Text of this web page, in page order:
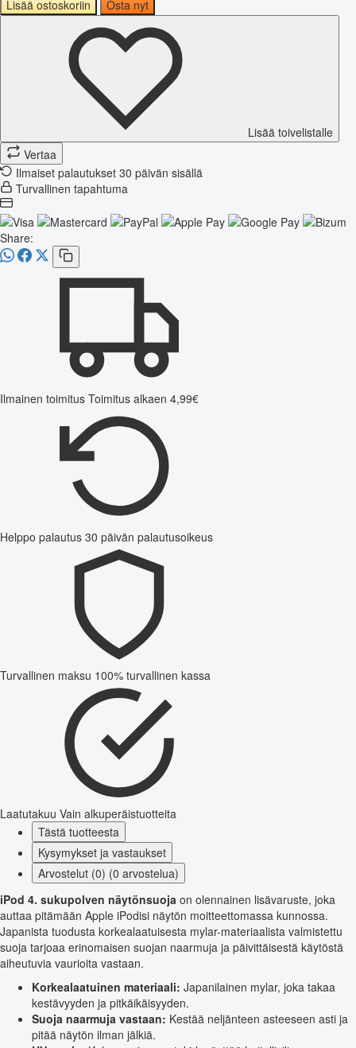
Lisää ostoskoriin
Osta nyt
Lisää toivelistalle
Vertaa
Ilmaiset palautukset 30 päivän sisällä
Turvallinen tapahtuma
Share:
Ilmainen toimitus Toimitus alkaen 4,99€
Helppo palautus 30 päivän palautusoikeus
Turvallinen maksu 100% turvallinen kassa
Laatutakuu Vain alkuperäistuotteita
Tästä tuotteesta
Kysymykset ja vastaukset
Arvostelut (0) (0 arvostelua)
iPod 4. sukupolven näytönsuoja on olennainen lisävaruste, joka
auttaa pitämään Apple iPodisi näytön moitteettomassa kunnossa.
Japanista tuodusta korkealaatuisesta mylar-materiaalista valmistettu
suoja tarjoaa erinomaisen suojan naarmuja ja päivittäisestä käytöstä
aiheutuvia vaurioita vastaan.
Korkealaatuinen materiaali: Japanilainen mylar, joka takaa
kestävyyden ja pitkäikäisyyden.
Suoja naarmuja vastaan: Kestää neljänteen asteeseen asti ja
pitää näytön ilman jälkiä.